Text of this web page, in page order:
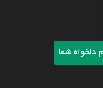
شما